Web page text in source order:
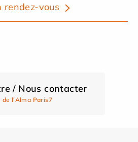
rendez-vous
/ Nous contacter
de l'Alma Paris7